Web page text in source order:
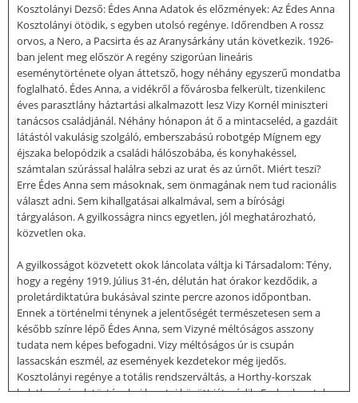
Kosztolányi Dezső: Édes Anna Adatok és előzmények: Az Édes Anna
Kosztolányi ötödik, s egyben utolsó regénye. Időrendben A rossz
orvos, a Nero, a Pacsirta és az Aranysárkány után következik. 1926-
ban jelent meg először A regény szigorúan lineáris
eseménytörténete olyan áttetsző, hogy néhány egyszerű mondatba
foglalható. Édes Anna, a vidékről a fővárosba felkerült, tizenkilenc
éves parasztlány háztartási alkalmazott lesz Vizy Kornél miniszteri
tanácsos családjánál. Néhány hónapon át ő a mintacseléd, a gazdáit
látástól vakulásig szolgáló, emberszabású robotgép Mígnem egy
éjszaka belopódzik a családi hálószobába, és konyhakéssel,
számtalan szúrással halálra sebzi az urat és az úrnőt. Miért teszi?
Erre Édes Anna sem másoknak, sem önmagának nem tud racionális
választ adni. Sem kihallgatásai alkalmával, sem a bírósági
tárgyaláson. A gyilkosságra nincs egyetlen, jól meghatározható,
közvetlen oka.
A gyilkosságot közvetett okok láncolata váltja ki Társadalom: Tény,
hogy a regény 1919. Július 31-én, délután hat órakor kezdődik, a
proletárdiktatúra bukásával szinte percre azonos időpontban.
Ennek a történelmi ténynek a jelentőségét természetesen sem a
később színre lépő Édes Anna, sem Vizyné méltóságos asszony
tudata nem képes befogadni. Vizy méltóságos úr is csupán
lassacskán eszmél, az események kezdetekor még ijedős.
Kosztolányi regénye a totális rendszerváltás, a Horthy-korszak
keletkezésének történelmi keretei között játszódik. Ezek a keretek